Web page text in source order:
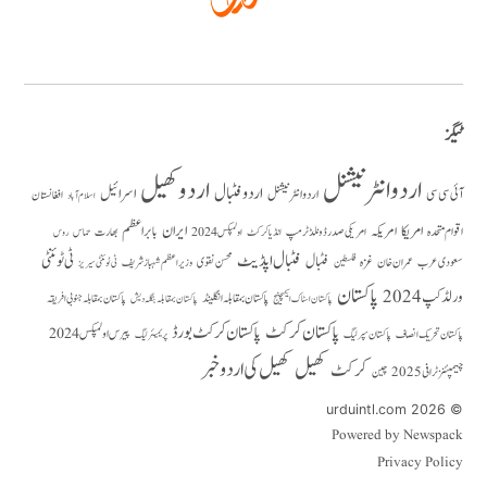
ٹیگز
آئی سی سی اردو انٹرنیشنل اردو انٹر نیشنل اردو فٹبالاردو کھیل اسرائیل اسلام آباد افغانستان
اقوام متحدہ امریکا امریکہ امریکی صدر ڈونلڈ ٹرمپ انڈیا کرکٹ اولمپکس 2024 ایران بابر اعظم بھارت حماس روس
سعودی عرب عمران خان غزہ فلسطین فٹبال فٹبال اپڈیٹ محسن نقوی وزیراعظم شہباز شریف ٹی ٹوئنٹی سیریز ٹی ٹوئنٹی
ورلڈ کپ 2024
پاکستان پاکستان اسٹاک ایکسچینج پاکستان بمقابلہ انگلینڈ پاکستان بمقابلہ بنگلہ دیش پاکستان بمقابلہ جنوبی افریقہ
پاکستان تحریک انصاف پاکستان سپر لیگ پاکستان کرکٹ پاکستان کرکٹ بورڈ پریمیئر لیگ پیرس اولمپکس 2024
چیمپئنز ٹرافی 2025 چین کرکٹ کھیل کھیل کی اردو خبر
© 2026 urduintl.com
Powered by Newspack
Privacy Policy